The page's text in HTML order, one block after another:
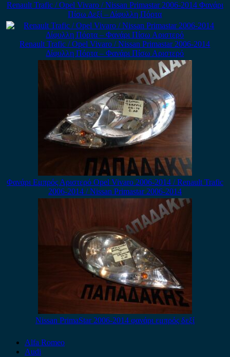
Renault Trafic / Opel Vivaro / Nissan Primastar 2006-2014 Φανάρι
Πίσω Δεξί – Δίφυλλη Πόρτα
Renault Trafic / Opel Vivaro / Nissan Primastar 2006-2014
Δίφυλλη Πόρτα – Φανάρι Πίσω Αριστερό
Φανάρι Εμπρός Αριστερό Opel Vivaro 2006-2014 / Renault Trafic
2006-2014 / Nissan Primastar 2006-2014
Nissan PrimaStar 2006-2014 φανάρι εμπρός δεξί
Alfa Romeo
Audi